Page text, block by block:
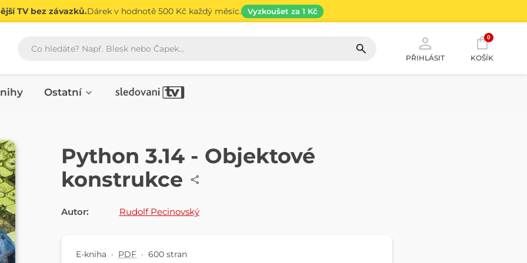
TV bez závazků.Dárek v hodnotě 500 Kč každý měsíc. Vyzkoušet za 1 Kč
Vyhledávání
PŘIHLÁSIT
0
KOŠÍK
Ostatní
E-KNIHA
Python 3.14 - Objektové
konstrukce
Autor: Rudolf Pecinovský
E-kniha · PDF · 600 stran